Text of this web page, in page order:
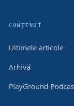
CONȚINUT
Ultimele articole
Arhivă
PlayGround